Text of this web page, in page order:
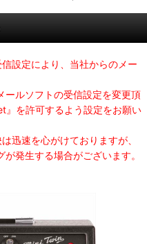
設定により、当社からのメー
ールソフトの受信設定を変更頂
』を許可するよう設定をお願い
迅速を心がけておりますが、
発生する場合がございます。